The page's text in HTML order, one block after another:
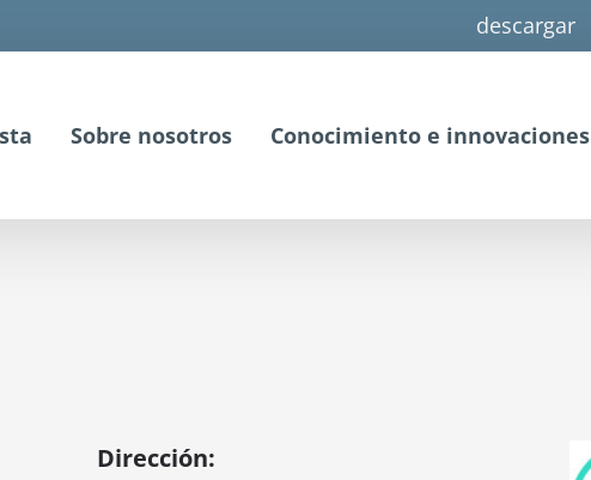
descargar
Sobre nosotros Conocimiento e innovaciones
Dirección: